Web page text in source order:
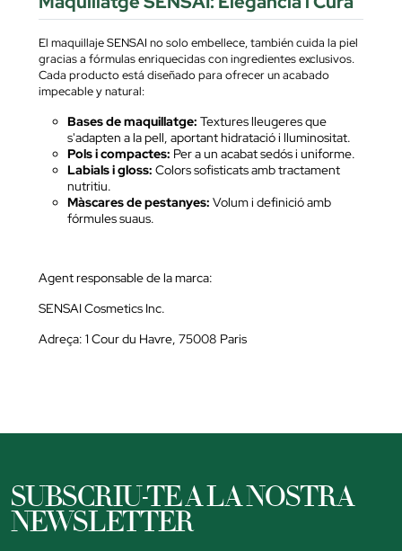
El maquillaje SENSAI no solo embellece, también cuida la piel
gracias a fórmulas enriquecidas con ingredientes exclusivos.
Cada producto está diseñado para ofrecer un acabado
impecable y natural:
Bases de maquillatge: Textures lleugeres que
s'adapten a la pell, aportant hidratació i lluminositat.
Pols i compactes: Per a un acabat sedós i uniforme.
Labials i gloss: Colors sofisticats amb tractament
nutritiu.
Màscares de pestanyes: Volum i definició amb
fórmules suaus.
Agent responsable de la marca:
SENSAI Cosmetics Inc.
Adreça: 1 Cour du Havre, 75008 Paris
SUBSCRIU-TE A LA NOSTRA
NEWSLETTER